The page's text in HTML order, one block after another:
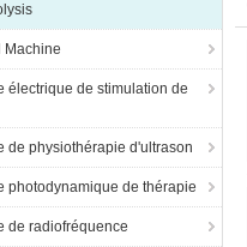
Machine
électrique de stimulation de
de physiothérapie d'ultrason
photodynamique de thérapie
de radiofréquence